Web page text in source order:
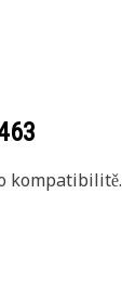
kompatibilitě.